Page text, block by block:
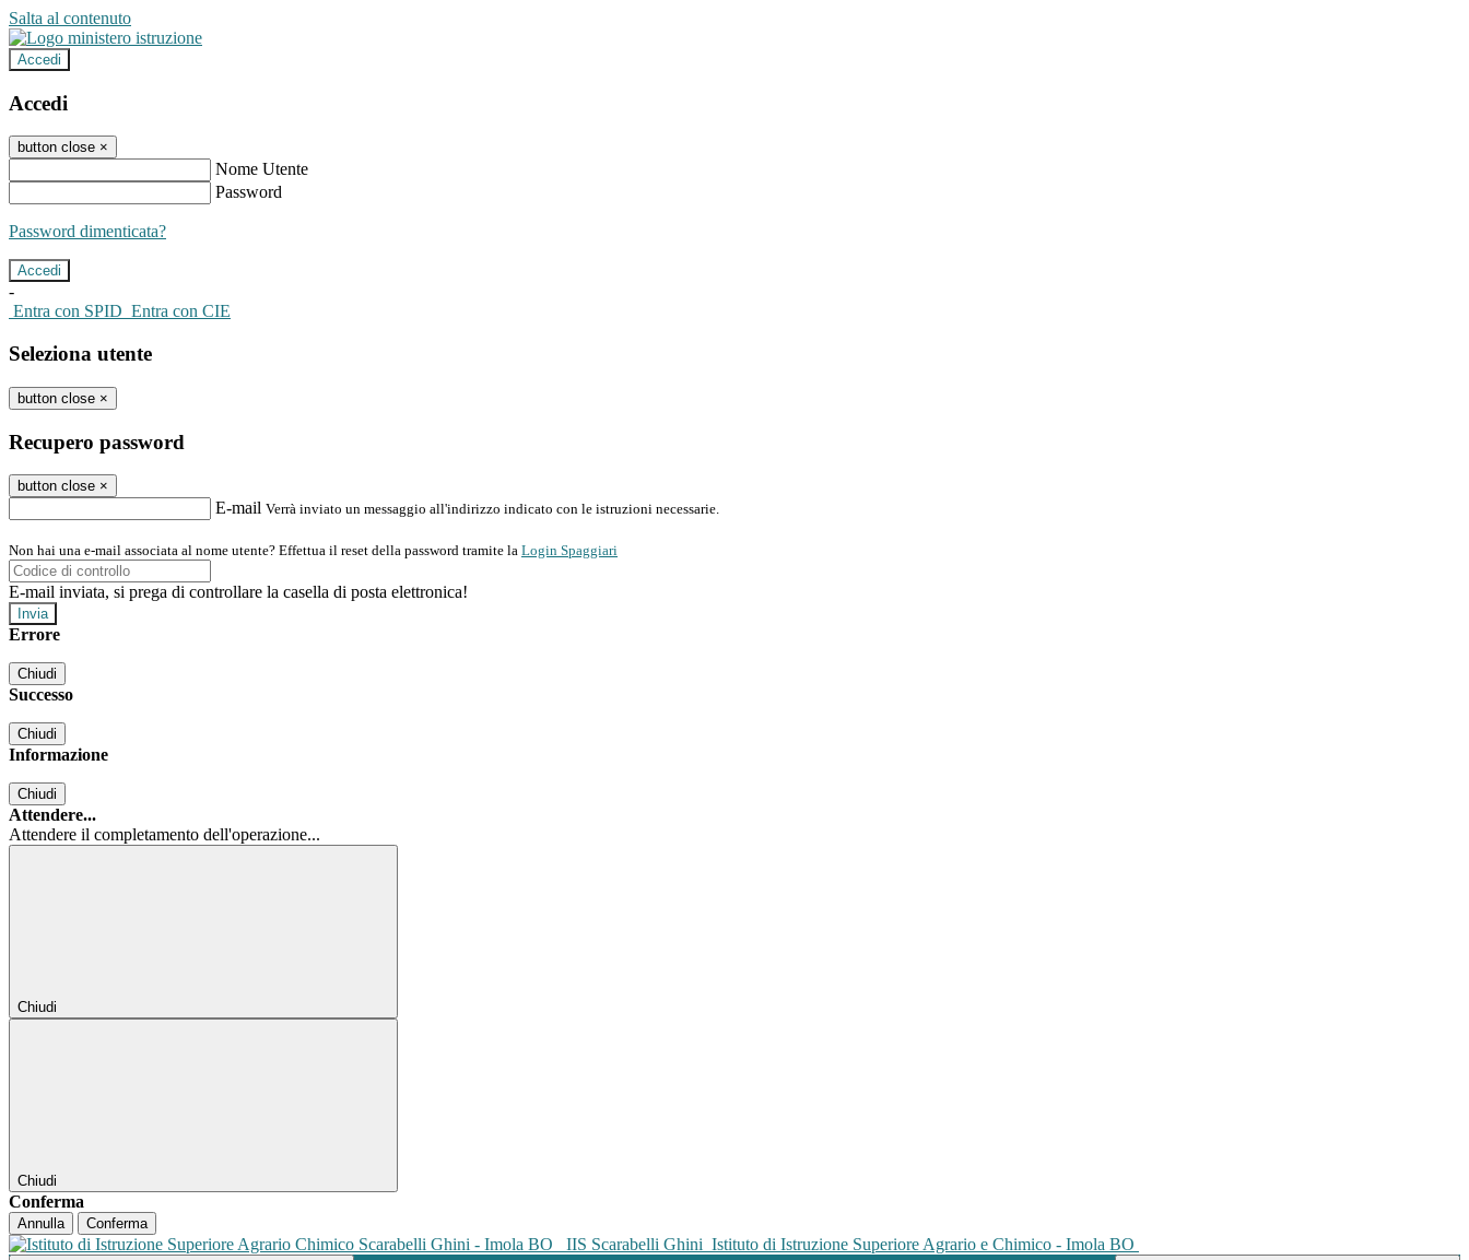
Salta al contenuto
Accedi
Accedi
button close ×
Nome Utente
Password
Password dimenticata?
-
Entra con SPID Entra con CIE
Seleziona utente
button close ×
Recupero password
button close ×
E-mail Verrà inviato un messaggio all'indirizzo indicato con le istruzioni necessarie.
Non hai una e-mail associata al nome utente? Effettua il reset della password tramite la Login Spaggiari
E-mail inviata, si prega di controllare la casella di posta elettronica!
Errore
Chiudi
Successo
Chiudi
Informazione
Chiudi
Attendere...
Attendere il completamento dell'operazione...
Chiudi
Chiudi
Conferma
Annulla Conferma
IIS Scarabelli Ghini Istituto di Istruzione Superiore Agrario e Chimico - Imola BO